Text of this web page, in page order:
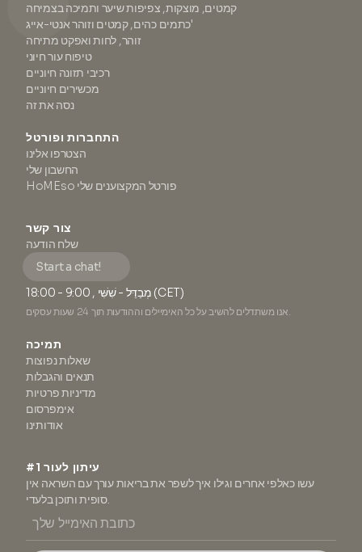
קמטים, מוצקות, צפיפות שיער ותמיכה בצמיחה
כתמים כהים, קמטים וזוהר אנטי-אייג'
זוהר, לחות ואפקט מתיחה
טיפוח עור חיוני
רכיבי תזונה חיוניים
מכשירים חיוניים
נסה את זה
התחברות ופורטל
הצטרפו אלינו
החשבון שלי
HoMEso פורטל המקצוענים שלי
צור קשר
שלח הודעה
Start a chat!
מְבַדֵּל - שִׁשִּׁי , 9:00 - 18:00 (CET)
אנו משתדלים להשיב על כל האימיילים וההודעות תוך 24 שעות עסקים.
תמיכה
שאלות נפוצות
תנאים והגבלות
מדיניות פרטיות
אימפרסום
אודותינו
#1 עיתון לעור
עשו כאלפי אחרים וגילו איך לשפר את בריאות עורך עם השראה אין
סופית ותוכן בלעדי.